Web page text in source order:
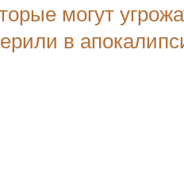
могут
в